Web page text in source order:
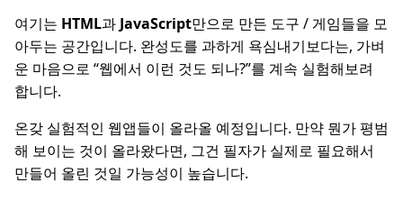
여기는 HTML과 JavaScript만으로 만든 도구 / 게임들을 모
아두는 공간입니다. 완성도를 과하게 욕심내기보다는, 가벼
운 마음으로 “웹에서 이런 것도 되나?”를 계속 실험해보려
합니다.
온갖 실험적인 웹앱들이 올라올 예정입니다. 만약 뭔가 평범
해 보이는 것이 올라왔다면, 그건 필자가 실제로 필요해서
만들어 올린 것일 가능성이 높습니다.